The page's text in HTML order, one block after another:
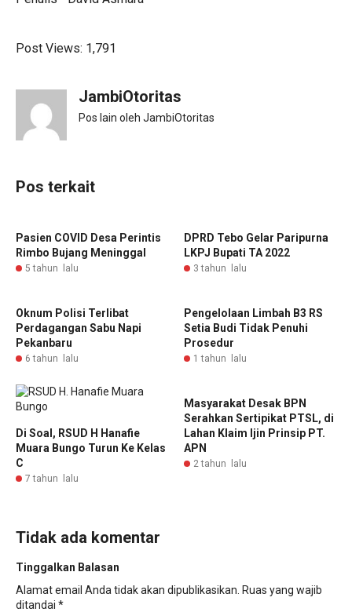
Post Views: 1,791
JambiOtoritas
Pos lain oleh JambiOtoritas
Pos terkait
Pasien COVID Desa Perintis
Rimbo Bujang Meninggal
5 tahun lalu
DPRD Tebo Gelar Paripurna
LKPJ Bupati TA 2022
3 tahun lalu
Oknum Polisi Terlibat
Perdagangan Sabu Napi
Pekanbaru
6 tahun lalu
Pengelolaan Limbah B3 RS
Setia Budi Tidak Penuhi
Prosedur
1 tahun lalu
Di Soal, RSUD H Hanafie
Muara Bungo Turun Ke Kelas
C
7 tahun lalu
Masyarakat Desak BPN
Serahkan Sertipikat PTSL, di
Lahan Klaim Ijin Prinsip PT.
APN
2 tahun lalu
Tidak ada komentar
Tinggalkan Balasan
Alamat email Anda tidak akan dipublikasikan. Ruas yang wajib
ditandai *